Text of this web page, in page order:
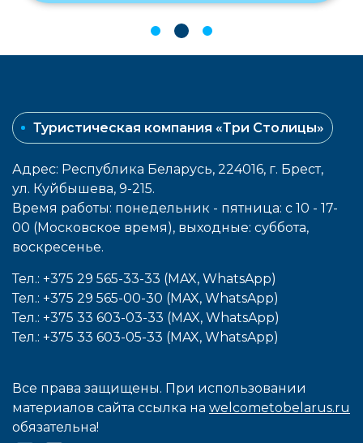
Туристическая компания «Три Столицы»
Адрес: Республика Беларусь, 224016, г. Брест,
ул. Куйбышева, 9-215.
Время работы: понедельник - пятница: с 10 - 17-
00 (Московское время), выходные: cуббота,
воcкресенье.
Тел.: +375 29 565-33-33 (MAX, WhatsApp)
Тел.: +375 29 565-00-30 (MAX, WhatsApp)
Тел.: +375 33 603-03-33 (MAX, WhatsApp)
Тел.: +375 33 603-05-33 (MAX, WhatsApp)
Все права защищены. При использовании
материалов сайта ссылка на welcometobelarus.ru
обязательна!